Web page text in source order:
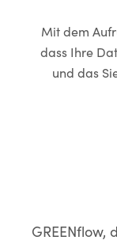
Mit dem
dass Ihre
und das